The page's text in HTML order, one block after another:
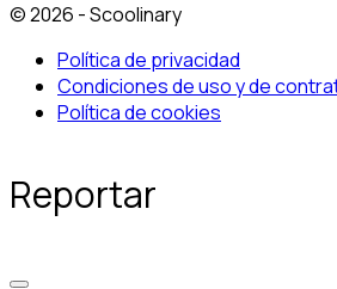
© 2026 - Scoolinary
Política de privacidad
Condiciones de uso y de
Política de cookies
Reportar